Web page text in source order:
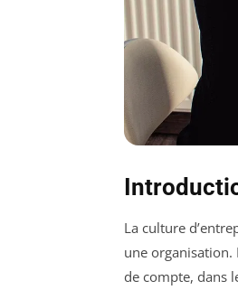
La culture
une
de compte, dans